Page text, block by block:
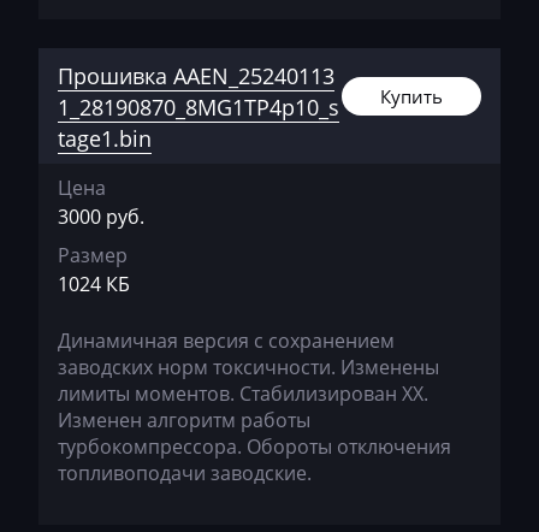
Citroen
Claas
Comacchio
Cupra
Daewoo
DAF
Daihatsu
Dammann
Прошивка AAEN_25240113
1_28190870_8MG1TP4p10_s
tage1.bin
Купить
Цена
3000 руб.
Размер
1024 КБ
Динамичная версия с сохранением
заводских норм токсичности. Изменены
лимиты моментов. Стабилизирован ХХ.
Изменен алгоритм работы
турбокомпрессора. Обороты отключения
топливоподачи заводские.